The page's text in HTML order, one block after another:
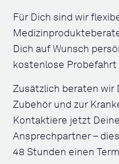
Für Dich sind wir
Dich auf Wunsch
kostenlose Probefahrt
Zusätzlich beraten wir
Zubehör und zur
Kontaktiere jetzt
Ansprechpartner –
48 Stunden einen